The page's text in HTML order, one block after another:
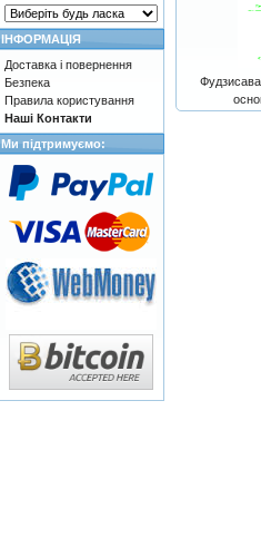
ІНФОРМАЦІЯ
Доставка і повернення
Безпека
Правила користування
Наші Контакти
Ми підтримуємо: